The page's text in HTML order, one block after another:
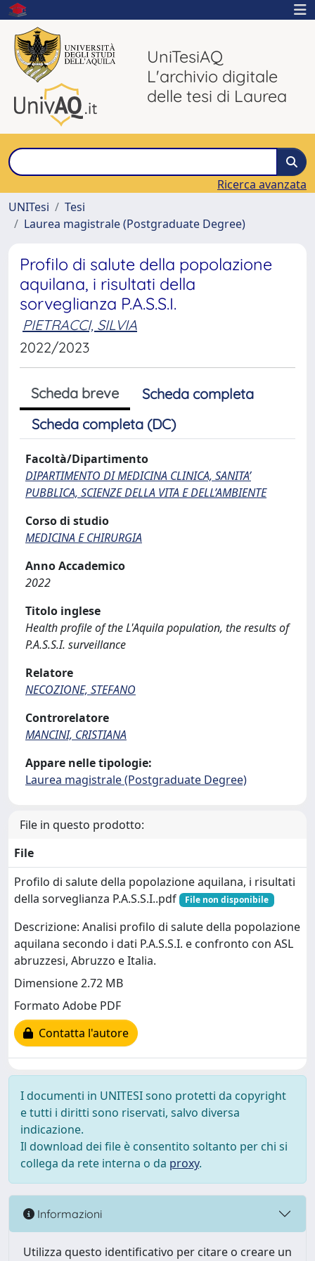
UniTesiAQ
L'archivio digitale
delle tesi di Laurea
Ricerca avanzata
UNITesi
Tesi
Laurea magistrale (Postgraduate Degree)
Profilo di salute della popolazione
aquilana, i risultati della
sorveglianza P.A.S.S.I.
PIETRACCI, SILVIA
2022/2023
Scheda breve
Scheda completa
Scheda completa (DC)
Facoltà/Dipartimento
DIPARTIMENTO DI MEDICINA CLINICA, SANITA’
PUBBLICA, SCIENZE DELLA VITA E DELL’AMBIENTE
Corso di studio
MEDICINA E CHIRURGIA
Anno Accademico
2022
Titolo inglese
Health profile of the L'Aquila population, the results of
P.A.S.S.I. surveillance
Relatore
NECOZIONE, STEFANO
Controrelatore
MANCINI, CRISTIANA
Appare nelle tipologie:
Laurea magistrale (Postgraduate Degree)
File in questo prodotto:
File
Profilo di salute della popolazione aquilana, i risultati
della sorveglianza P.A.S.S.I..pdf
File non disponibile
Descrizione: Analisi profilo di salute della popolazione
aquilana secondo i dati P.A.S.S.I. e confronto con ASL
abruzzesi, Abruzzo e Italia.
Dimensione 2.72 MB
Formato Adobe PDF
Contatta l'autore
I documenti in UNITESI sono protetti da copyright
e tutti i diritti sono riservati, salvo diversa
indicazione.
Il download dei file è consentito soltanto per chi si
collega da rete interna o da proxy.
Informazioni
Utilizza questo identificativo per citare o creare un